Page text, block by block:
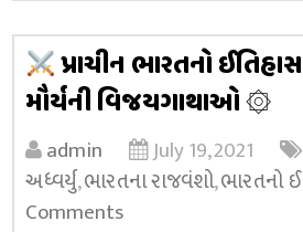
પ્રાચીન ભારતનો ઈતિહાસ
મૌર્યની વિજયગાથાઓ ۞
admin July 19, 2021
અધ્વર્યુ,ભારતના રાજવંશો,ભારતનો
Comments